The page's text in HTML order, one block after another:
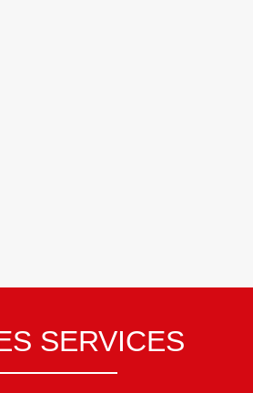
SERVICES